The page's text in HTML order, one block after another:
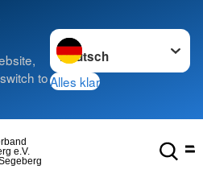
to
Sprache wechseln zu
Alles klar
e.V.